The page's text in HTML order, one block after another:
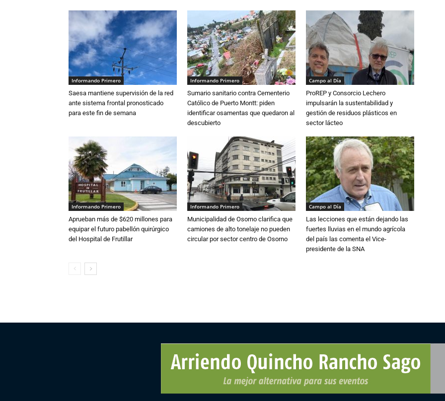
Informando Primero
Saesa mantiene supervisión de la red
ante sistema frontal pronosticado
para este fin de semana
Informando Primero
Sumario sanitario contra Cementerio
Católico de Puerto Montt: piden
identificar osamentas que quedaron al
descubierto
Campo al Día
ProREP y Consorcio Lechero
impulsarán la sustentabilidad y
gestión de residuos plásticos en
sector lácteo
Informando Primero
Aprueban más de $620 millones para
equipar el futuro pabellón quirúrgico
del Hospital de Frutillar
Informando Primero
Municipalidad de Osorno clarifica que
camiones de alto tonelaje no pueden
circular por sector centro de Osorno
Campo al Día
Las lecciones que están dejando las
fuertes lluvias en el mundo agrícola
del país las comenta el Vice-
presidente de la SNA